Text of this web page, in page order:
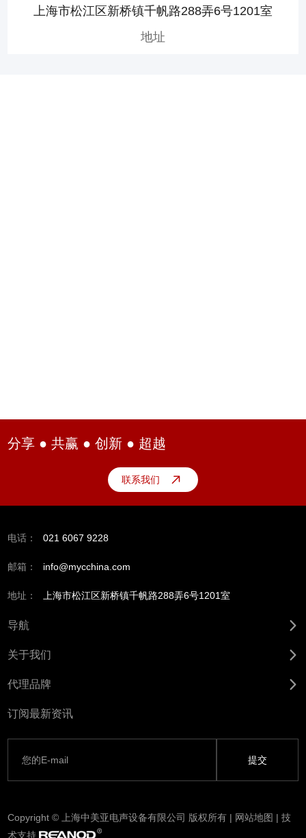
上海市松江区新桥镇千帆路288弄6号1201室
地址
分享 ● 共赢 ● 创新 ● 超越
联系我们
电话： 021 6067 9228
邮箱： info@mycchina.com
地址： 上海市松江区新桥镇千帆路288弄6号1201室
导航
关于我们
代理品牌
订阅最新资讯
Copyright © 上海中美亚电声设备有限公司 版权所有 | 网站地图 | 技
术支持